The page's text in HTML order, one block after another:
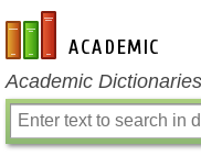
en-academic.com
Academic